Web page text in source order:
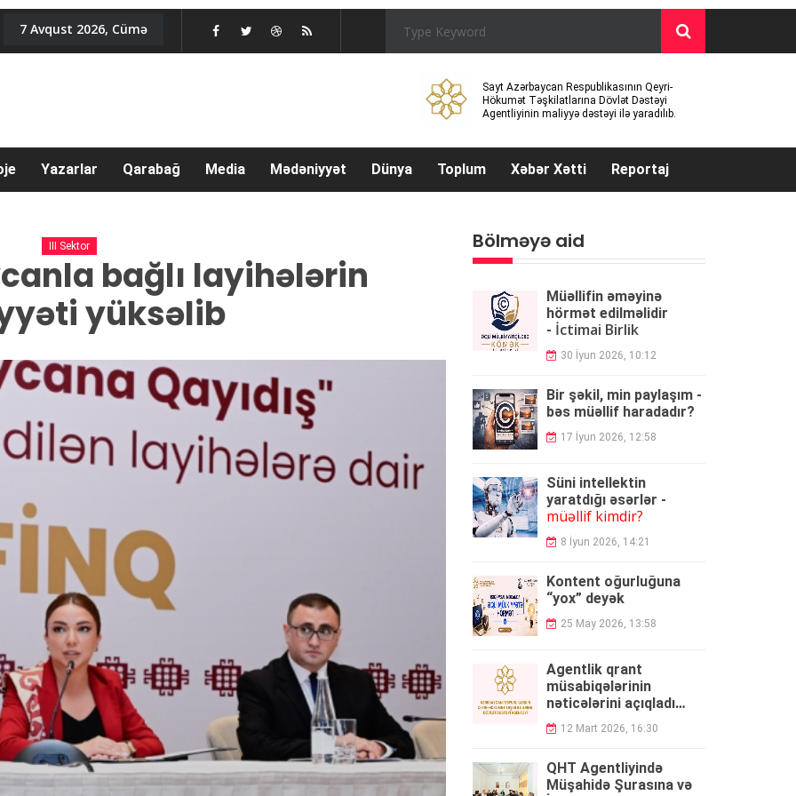
7 Avqust 2026, Cümə
Sayt Azərbaycan Respublikasının Qeyri-
Hökumət Təşkilatlarına Dövlət Dəstəyi
Agentliyinin maliyyə dəstəyi ilə yaradılıb.
Yazarlar Qarabağ Media Mədəniyyət Dünya Toplum Xəbər Xətti Reportaj
III Sektor
bağlı layihələrin
yüksəlib
Bölməyə aid
Müəllifin əməyinə
hörmət edilməlidir
- İctimai Birlik
30 İyun 2026, 10:12
Bir şəkil, min paylaşım -
bəs müəllif haradadır?
17 İyun 2026, 12:58
Süni intellektin
yaratdığı əsərlər -
müəllif kimdir?
8 İyun 2026, 14:21
Kontent oğurluğuna
“yox” deyək
25 May 2026, 13:58
Agentlik qrant
müsabiqələrinin
nəticələrini açıqladı
-QALİBLƏR
12 Mart 2026, 16:30
QHT Agentliyində
Müşahidə Şurasına və